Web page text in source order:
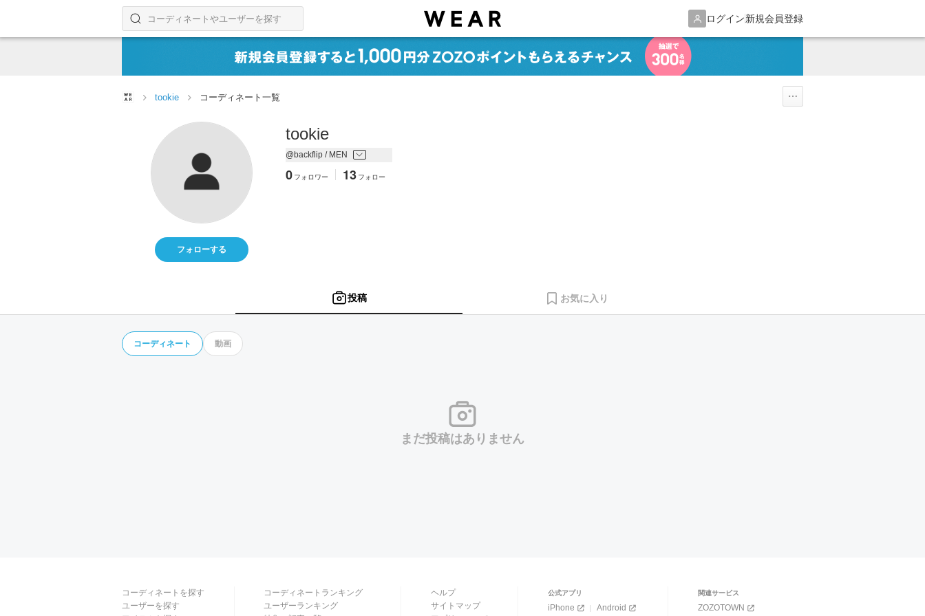
ログイン新規会員登録
コーディネートやユーザーを探す
検索する
tookie コーディネート一覧
tookie
@backflip / MEN
0 フォロワー 13 フォロー
フォローする
投稿 お気に入り
コーディネート 動画
まだ投稿はありません
コーディネートを探す
ユーザーを探す
コーディネートランキング
ユーザーランキング
ヘルプ
サイトマップ
公式アプリ
iPhone Android
関連サービス
ZOZOTOWN